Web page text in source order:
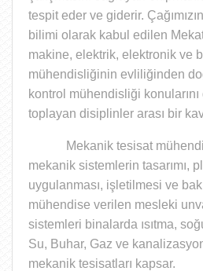
tespit eder ve giderir.
bilimi olarak kabul edilen
makine, elektrik, elektronik ve
mühendisliğinin evliliğinden
kontrol mühendisliği
toplayan disiplinler arası bir
Mekanik tesisat
mekanik sistemlerin tasarımı,
uygulanması, işletilmesi ve
mühendise verilen mesleki
sistemleri binalarda ısıtma,
Su, Buhar, Gaz ve
mekanik tesisatları kapsar.